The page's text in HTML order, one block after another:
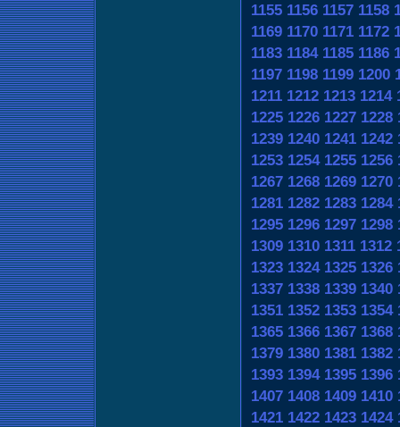
1155 1156 1157 1158
1169 1170 1171 1172
1183 1184 1185 1186
1197 1198 1199 1200
1211 1212 1213 1214
1225 1226 1227 1228
1239 1240 1241 1242
1253 1254 1255 1256
1267 1268 1269 1270
1281 1282 1283 1284
1295 1296 1297 1298
1309 1310 1311 1312
1323 1324 1325 1326
1337 1338 1339 1340
1351 1352 1353 1354
1365 1366 1367 1368
1379 1380 1381 1382
1393 1394 1395 1396
1407 1408 1409 1410
1421 1422 1423 1424